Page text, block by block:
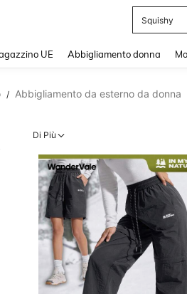
Squishy
UE Abbigliamento donna
/ Abbigliamento da esterno da donna
Di Più